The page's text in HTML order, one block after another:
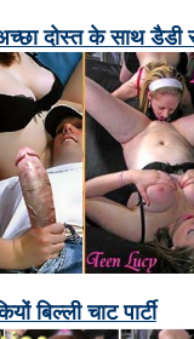
दोस्त के साथ डैडी
बिल्ली चाट पार्टी